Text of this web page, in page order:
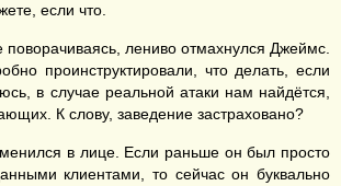
если что.
лениво отмахнулся Джеймс.
проинструктировали, что делать, если
в случае реальной атаки нам найдётся,
К слову, заведение застраховано?
в лице. Если раньше он был просто
клиентами, то сейчас он буквально